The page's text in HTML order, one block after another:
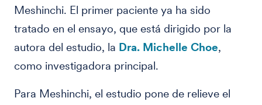
Meshinchi. El primer paciente ya ha sido
tratado en el ensayo, que está dirigido por la
autora del estudio, la Dra. Michelle Choe,
como investigadora principal.
Para Meshinchi, el estudio pone de relieve el